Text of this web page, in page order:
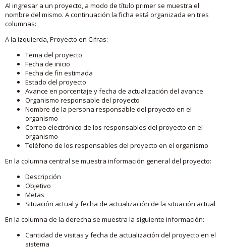
Al ingresar a un proyecto, a modo de título primer se muestra el
nombre del mismo. A continuación la ficha está organizada en tres
columnas:
A la izquierda, Proyecto en Cifras:
Tema del proyecto
Fecha de inicio
Fecha de fin estimada
Estado del proyecto
Avance en porcentaje y fecha de actualización del avance
Organismo responsable del proyecto
Nombre de la persona responsable del proyecto en el
organismo
Correo electrónico de los responsables del proyecto en el
organismo
Teléfono de los responsables del proyecto en el organismo
En la columna central se muestra información general del proyecto:
Descripción
Objetivo
Metas
Situación actual y fecha de actualización de la situación actual
En la columna de la derecha se muestra la siguiente información:
Cantidad de visitas y fecha de actualización del proyecto en el
sistema